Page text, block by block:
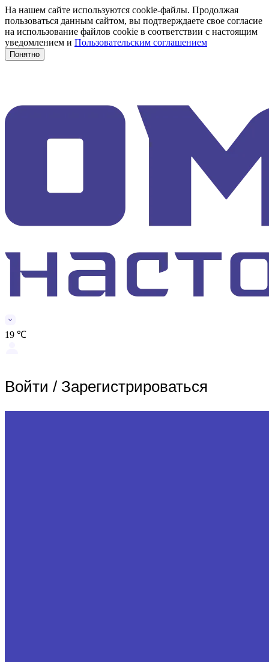
На нашем сайте используются cookie-файлы. Продолжая
пользоваться данным сайтом, вы подтверждаете свое согласие
на использование файлов cookie в соответствии с настоящим
уведомлением и Пользовательским соглашением
Понятно
19 ℃
Войти / Зарегистрироваться